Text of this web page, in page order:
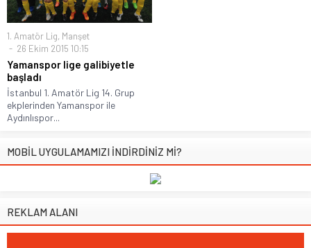
1. Amatör Lig, Manşet
26 Ekim 2015 10:15
Yamanspor lige galibiyetle
başladı
İstanbul 1. Amatör Lig 14. Grup
ekplerinden Yamanspor ile
Aydınlıspor...
MOBİL UYGULAMAMIZI İNDİRDİNİZ Mİ?
REKLAM ALANI